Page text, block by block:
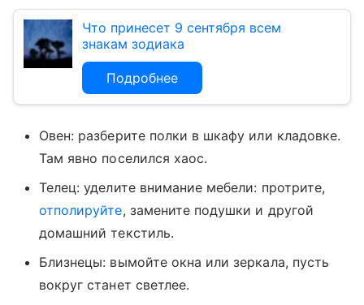
Что принесет 9 сентября всем
знакам зодиака
Подробнее
Овен: разберите полки в шкафу или кладовке.
Там явно поселился хаос.
Телец: уделите внимание мебели: протрите,
отполируйте, замените подушки и другой
домашний текстиль.
Близнецы: вымойте окна или зеркала, пусть
вокруг станет светлее.